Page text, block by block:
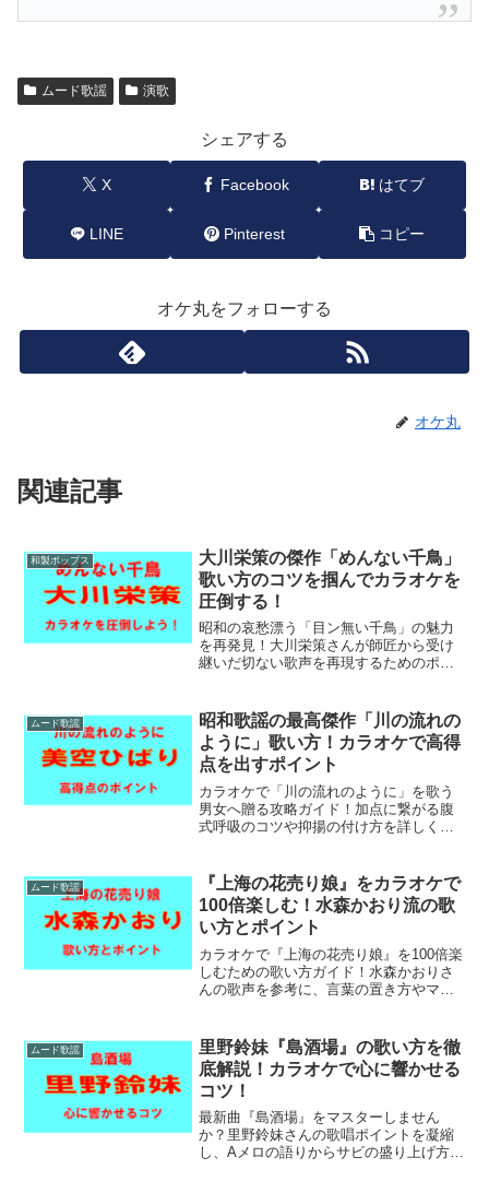
ムード歌謡 演歌
シェアする
X Facebook はてブ
LINE Pinterest コピー
オケ丸をフォローする
オケ丸
関連記事
和製ポップス
大川栄策の傑作「めんない千鳥」
歌い方のコツを掴んでカラオケを
圧倒する！
昭和の哀愁漂う「目ン無い千鳥」の魅力
を再発見！大川栄策さんが師匠から受け
継いだ切ない歌声を再現するためのポイ
とは？カラオケ愛好家必見の、情感たっ
ぷりな歌い方の極意に迫ります。
ムード歌謡
昭和歌謡の最高傑作「川の流れの
ように」歌い方！カラオケで高得
点を出すポイント
カラオケで「川の流れのように」を歌う
男女へ贈る攻略ガイド！加点に繋がる腹
式呼吸のコツや抑揚の付け方を詳しく解
の一曲を仕上げましょう。歌唱力アップ
の極意が満載です。
ムード歌謡
『上海の花売り娘』をカラオケで
100倍楽しむ！水森かおり流の歌
い方とポイント
カラオケで『上海の花売り娘』を100倍楽
しむための歌い方ガイド！水森かおりさ
んの歌声を参考に、言葉の置き方やマイ
て、昭和モダンな世界観を魅力たっぷり
に表現しましょう。
ムード歌謡
里野鈴妹『島酒場』の歌い方を徹
底解説！カラオケで心に響かせる
コツ！
最新曲『島酒場』をマスターしません
か？里野鈴妹さんの歌唱ポイントを凝縮
し、Aメロの語りからサビの盛り上げ方ま